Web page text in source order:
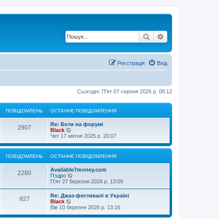
Пошук
Вхід
Реєстрація
Сьогодні: П'ят 07 серпня 2026 р. 08:12
ПОВІДОМЛЕНЬ ОСТАННЄ ПОВІДОМЛЕННЯ
2907
Re: Боти на форумі
Black
е
е
л
я
н
у
т
и
о
т
а
н
Чет 17 квітня 2025 р. 20:07
ПОВІДОМЛЕНЬ ОСТАННЄ ПОВІДОМЛЕННЯ
2280
Available7money.com
Пэдро
е
г
я
н
П'ят 27 березня 2026 р. 13:09
827
Re: Джаз-фестивалі в Україні
Black
е
Вів 10 березня 2026 р. 13:16